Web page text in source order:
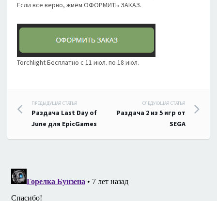
Если все верно, жмём ОФОРМИТЬ ЗАКАЗ.
Torchlight Бесплатно с 11 июл. по 18 июл.
Навигация
по
записям
ПРЕДЫДУЩАЯ СТАТЬЯ
Раздача Last Day of
June для EpicGames
СЛЕДУЮЩАЯ СТАТЬЯ
Раздача 2 из 5 игр от
SEGA